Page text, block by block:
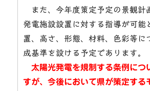
また、今年度策定予定の景観計
発電施設設置に対する指導が可能
置、高さ、形態、材料、色彩等に
成基準を設ける予定であります。
太陽光発電を規制する条例につ
すが、今後において県が策定する